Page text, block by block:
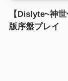
【Dislyte~神
版序盤プレイ